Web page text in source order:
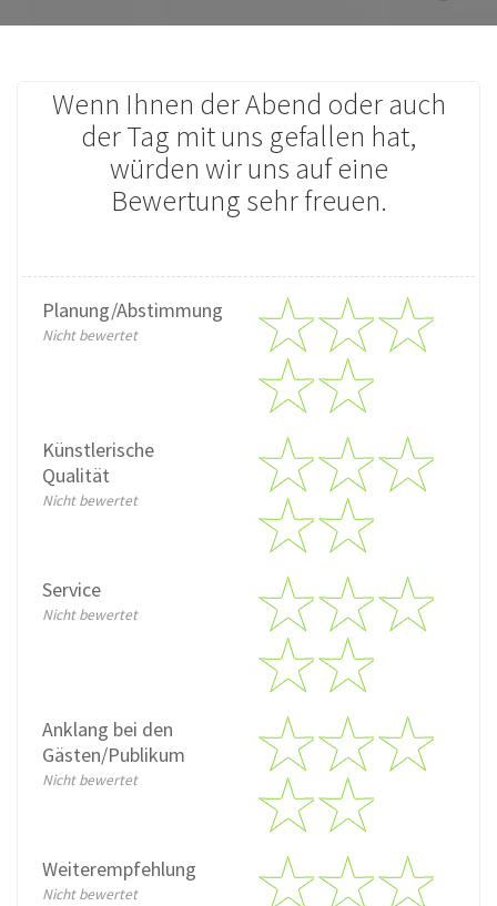
Wenn Ihnen der Abend oder auch
der Tag mit uns gefallen hat,
würden wir uns auf eine
Bewertung sehr freuen.
Planung/Abstimmung
Nicht bewertet
Künstlerische
Qualität
Nicht bewertet
Service
Nicht bewertet
Anklang bei den
Gästen/Publikum
Nicht bewertet
Weiterempfehlung
Nicht bewertet